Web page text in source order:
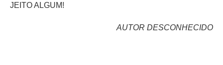
JEITO ALGUM!
AUTOR DESCONHECIDO